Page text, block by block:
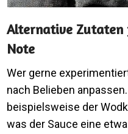
Alternative Zutaten
Note
Wer gerne
nach Belieben
beispielsweise der
was der Sauce eine